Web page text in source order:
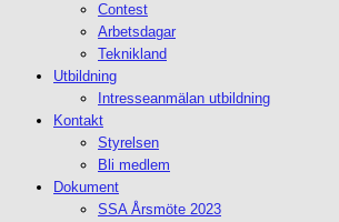
Contest
Arbetsdagar
Teknikland
Utbildning
Intresseanmälan utbildning
Kontakt
Styrelsen
Bli medlem
Dokument
SSA Årsmöte 2023